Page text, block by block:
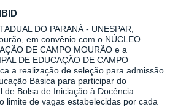
DO PARANÁ - UNESPAR,
em convênio com o NÚCLEO
DE CAMPO MOURÃO e a
DE EDUCAÇÃO DE CAMPO
a realização de seleção para admissão
Básica para participar do
de Bolsa de Iniciação à Docência
limite de vagas estabelecidas por cada